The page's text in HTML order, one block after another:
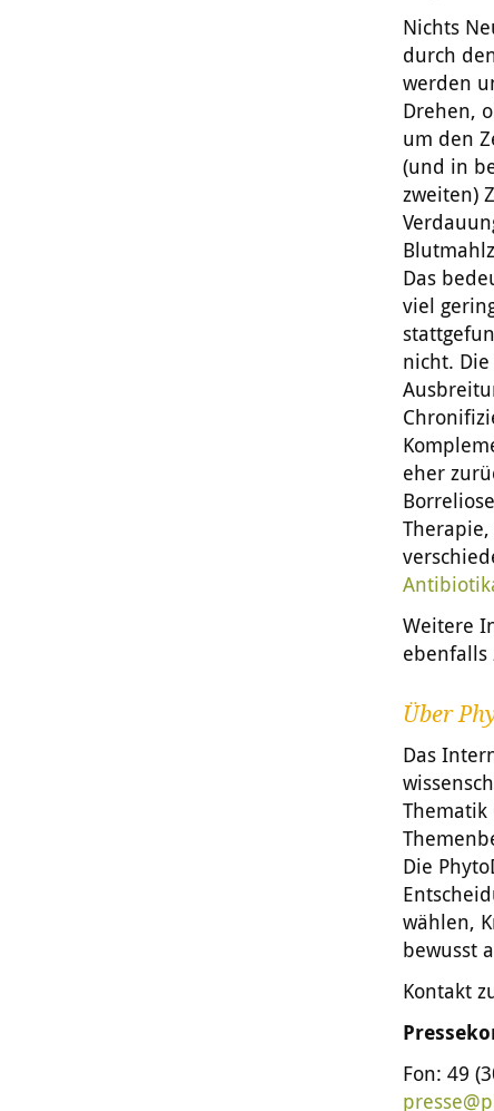
Nichts
durch
werden
Drehen,
um den
(und in
zweiten)
Das
viel
nicht.
eher
Weitere
ebenfalls
Über
Das
Die
wählen,
bewusst
Kontakt
Fon: 49